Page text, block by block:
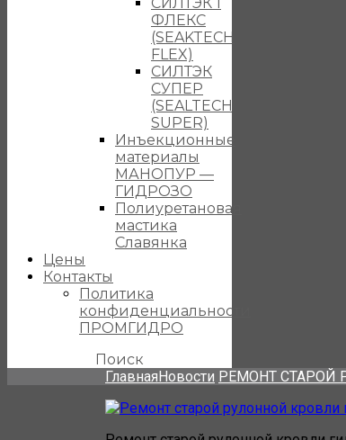
ФЛЕКС
(SEAKTECH
FLEX)
СИЛТЭК
СУПЕР
(SEALTECH
SUPER)
Инъекционные
материалы
МАНОПУР —
ГИДРОЗО
Полиуретановая
мастика
Славянка
Цены
Контакты
Политика
конфиденциальности
ПРОМГИДРО
Поиск
ГлавнаяНовости РЕМОНТ СТАРОЙ